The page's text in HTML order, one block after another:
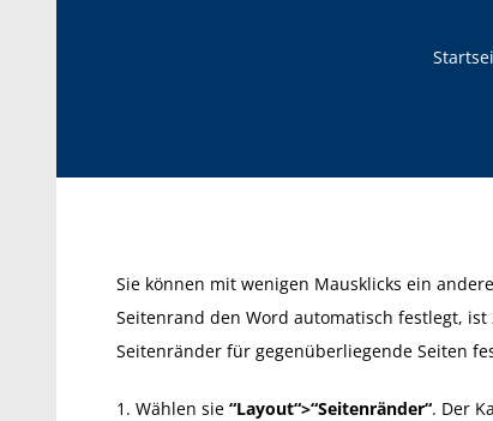
Sie können mit wenigen Mausklicks ein
Seitenrand den Word automatisch festlegt,
Seitenränder für gegenüberliegende Seiten
1. Wählen sie “Layout“>“Seitenränder“. Der